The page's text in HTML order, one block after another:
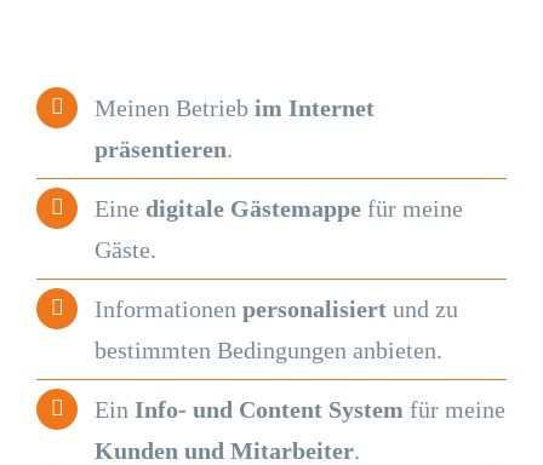
Meinen Betrieb im Internet
präsentieren.
Eine digitale Gästemappe für meine
Gäste.
Informationen personalisiert und zu
bestimmten Bedingungen anbieten.
Ein Info- und Content System für meine
Kunden und Mitarbeiter.